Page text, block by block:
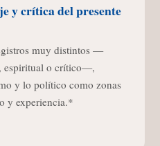
y crítica del presente
muy distintos —
espiritual o crítico—,
y lo político como zonas
y experiencia.*